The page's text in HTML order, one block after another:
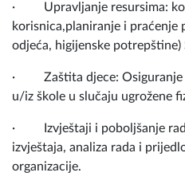
· Upravljanje resursima:
korisnica,planiranje i praćenje
odjeća, higijenske potrepštine)
· Zaštita djece: Osiguranje
u/iz škole u slučaju ugrožene
· Izvještaji i poboljšanje
izvještaja, analiza rada i
organizacije.